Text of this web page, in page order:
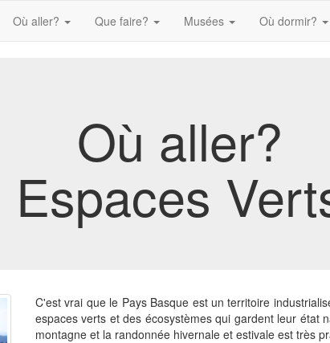
Où aller? Que faire? Musées Où dormir?
Où aller?
Espaces
C'est vrai que le Pays Basque est un territoire
espaces verts et des écosystèmes qui gardent leur état
montagne et la randonnée hivernale et estivale est très